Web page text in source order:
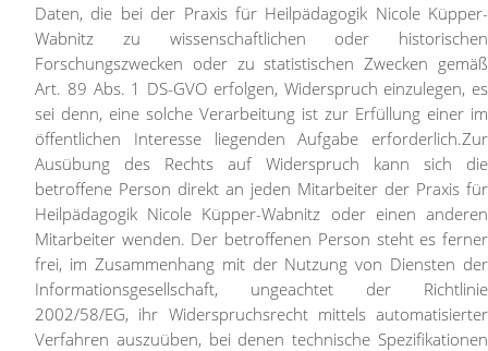
Daten, die bei der Praxis für Heilpädagogik Nicole Küpper-
Wabnitz zu wissenschaftlichen oder historischen
Forschungszwecken oder zu statistischen Zwecken gemäß
Art. 89 Abs. 1 DS-GVO erfolgen, Widerspruch einzulegen, es
sei denn, eine solche Verarbeitung ist zur Erfüllung einer im
öffentlichen Interesse liegenden Aufgabe erforderlich.Zur
Ausübung des Rechts auf Widerspruch kann sich die
betroffene Person direkt an jeden Mitarbeiter der Praxis für
Heilpädagogik Nicole Küpper-Wabnitz oder einen anderen
Mitarbeiter wenden. Der betroffenen Person steht es ferner
frei, im Zusammenhang mit der Nutzung von Diensten der
Informationsgesellschaft, ungeachtet der Richtlinie
2002/58/EG, ihr Widerspruchsrecht mittels automatisierter
Verfahren auszuüben, bei denen technische Spezifikationen